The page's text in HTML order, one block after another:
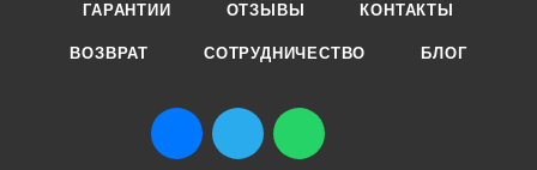
ГАРАНТИИ ОТЗЫВЫ КОНТАКТЫ
ВОЗВРАТ СОТРУДНИЧЕСТВО БЛОГ